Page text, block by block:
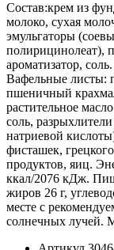
Состав:крем из
молоко, сухая
эмульгаторы
полирицинолеат),
ароматизатор, соль.
Вафельные листы:
пшеничный
растительное
соль,
натриевой
фисташек,
продуктов, яиц.
ккал/2076 кДж.
жиров 26 г,
месте с
солнечных лучей.